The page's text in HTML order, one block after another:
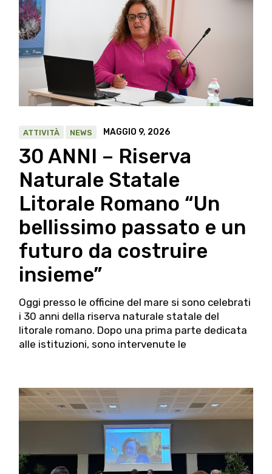
ATTIVITÀ NEWS MAGGIO 9, 2026
30 ANNI – Riserva
Naturale Statale
Litorale Romano “Un
bellissimo passato e un
futuro da costruire
insieme”
Oggi presso le officine del mare si sono celebrati
i 30 anni della riserva naturale statale del
litorale romano. Dopo una prima parte dedicata
alle istituzioni, sono intervenute le